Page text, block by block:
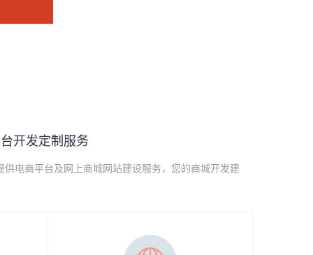
开发定制服务
电商平台及网上商城网站建设服务，您的商城开发建